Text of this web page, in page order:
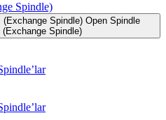
Spindle)
Spindle) Open Spindle
(Exchange Spindle)